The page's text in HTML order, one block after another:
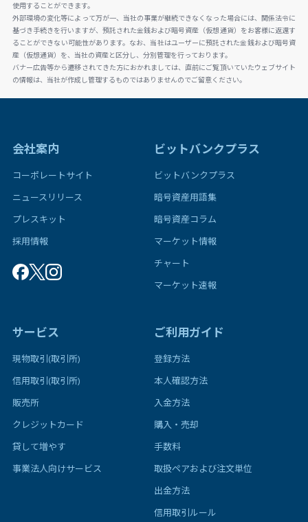
使用することができます。
外部環境の変化等によって万が一、当社の事業が継続できなくなった場合には、関係法令に
基づき手続きを行いますが、預託された金銭および暗号資産（仮想通貨）をお客様に返還す
ることができない可能性があります。なお、当社はユーザーに預託された金銭および暗号資
産（仮想通貨）を、当社の資産と区分し、分別管理を行っております。
バナー広告等から遷移されてきた方におかれましては、直前にご覧頂いていたウェブサイト
の情報は、当社が作成し管理するものではありませんのでご留意ください。
会社案内
コーポレートサイト
ニュースリリース
プレスキット
採用情報
ビットバンクプラス
ビットバンクプラス
暗号資産用語集
暗号資産コラム
マーケット情報
チャート
マーケット速報
サービス
現物取引(取引所)
信用取引(取引所)
販売所
クレジットカード
貸して増やす
事業法人向けサービス
ご利用ガイド
登録方法
本人確認方法
入金方法
購入・売却
手数料
取扱ペアおよび注文単位
出金方法
信用取引ルール